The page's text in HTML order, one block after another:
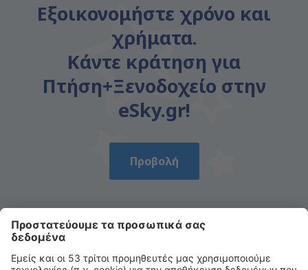
Εξοικονομήστε χρόνο και
χρήματα.
Κάντε κράτηση για
Πτήση+Ξενοδοχείο στην
eSky.gr!
Προβολή